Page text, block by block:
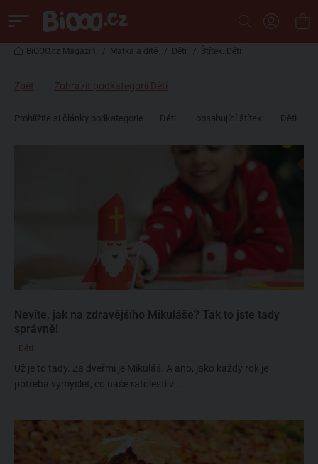
BiOOO.cz Magazin / Matka a dítě / Děti / Štítek: Děti
Zpět Zobrazit podkategorii Děti
Prohlížíte si články podkategorie Děti obsahující štítek: Děti
Nevíte, jak na zdravějšího Mikuláše? Tak to jste tady
správně!
Děti
Už je to tady. Za dveřmi je Mikuláš. A ano, jako každý rok je
potřeba vymyslet, co naše ratolesti v ...